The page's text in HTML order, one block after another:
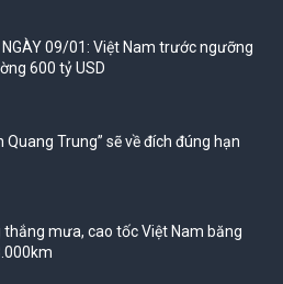
NGÀY 09/01: Việt Nam trước ngưỡng
600 tỷ USD
Quang Trung” sẽ về đích đúng hạn
mưa, cao tốc Việt Nam băng